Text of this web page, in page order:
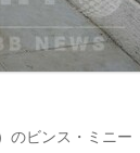
のビンス・ミニー